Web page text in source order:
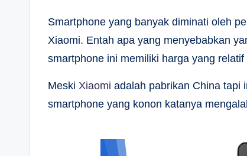
Smartphone yang banyak diminati oleh
Xiaomi. Entah apa yang menyebabkan
smartphone ini memiliki harga yang
Meski Xiaomi adalah pabrikan China tapi
smartphone yang konon katanya